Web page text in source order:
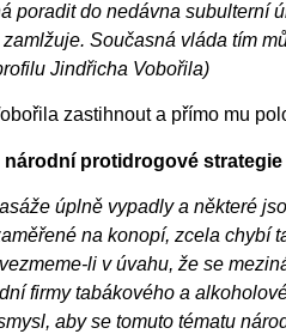
poradit do nedávna subulterní
Současná vláda tím
Jindřicha Vobořila)
zastihnout a přímo mu
národní protidrogové
úplně vypadly a některé
na konopí, zcela chybí
li v úvahu, že se
firmy tabákového a
aby se tomuto tématu